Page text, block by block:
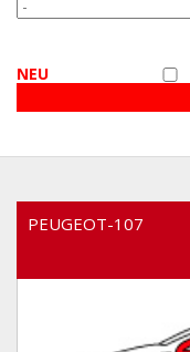
NEU
PEUGEOT-107